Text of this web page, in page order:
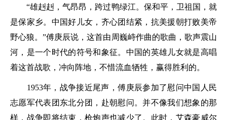
“雄赳赳，气昂昂，跨过鸭绿江。保和平，卫祖国，就
是保家乡。中国好儿女，齐心团结紧，抗美援朝打败美帝
野心狼。”傅庚辰说，这首由周巍峙作曲的歌曲，歌声震山
河，是一个时代的符号和象征。中国的英雄儿女就是高唱
着这首战歌，冲向阵地，不惜流血牺牲，赢得胜利的。
1953年，战争接近尾声，傅庚辰参加了慰问中国人民
志愿军代表团东北分团，赴朝慰问。并不像我们想象的那
样，战争即将结束，枪炮声也减少了。此时，艾森豪威尔